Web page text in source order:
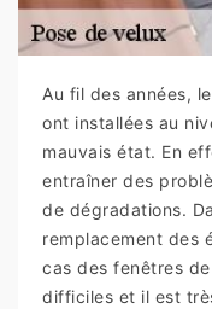
Au fil des années,
ont installées au
mauvais état. En
entraîner des
de dégradations.
remplacement des
cas des fenêtres
difficiles et il est